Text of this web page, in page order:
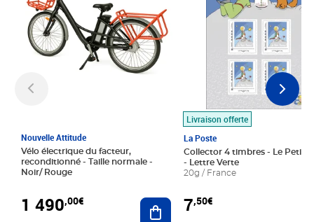
Nouvelle Attitude
Vélo électrique du facteur,
reconditionné - Taille normale -
Noir/ Rouge
1 490,00€ Ajouter au panier
Livraison offerte
La Poste
Collector 4 timbres - Le Petit
- Lettre Verte
20g / France
7,50€